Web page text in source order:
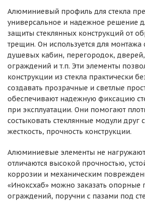
Алюминиевый профиль для стекла
универсальное и надежное решение
защиты стеклянных конструкций от
трещин. Он используется для монтажа
душевых кабин, перегородок,
ограждений и т.п. Эти элементы
конструкции из стекла практически
создавать прозрачные и светлые
обеспечивают надежную фиксацию
при эксплуатации. Они помогают
состыковать стеклянные модули
жесткость, прочность конструкции.
Алюминиевые элементы не
отличаются высокой прочностью,
коррозии и механическим
«Иноксхаб» можно заказать опорные
ограждений, поручни с пазами под